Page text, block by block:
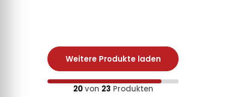
Weitere Produkte laden
20von 23 Produkten